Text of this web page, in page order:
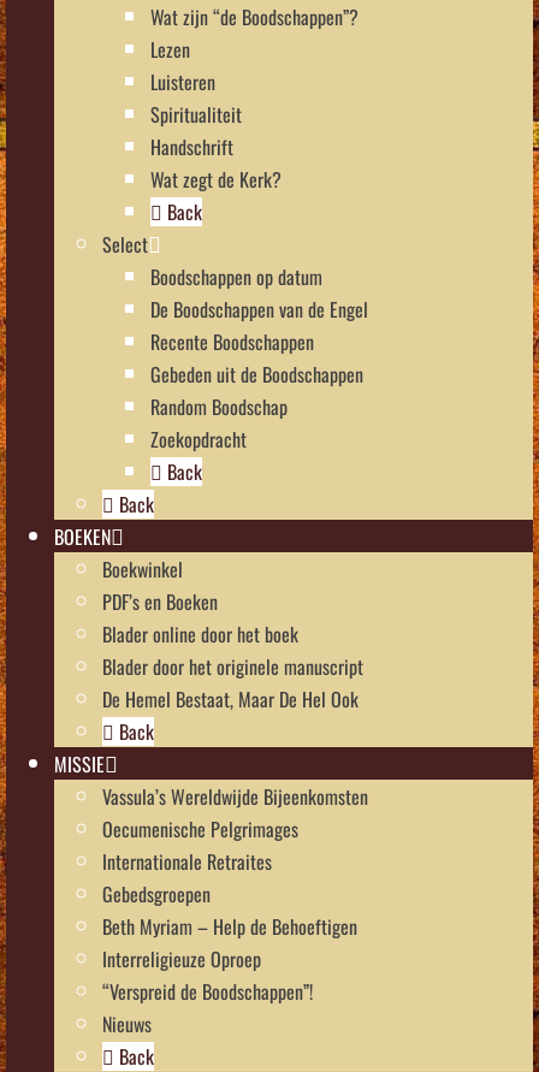
Wat zijn “de Boodschappen”?
Lezen
Luisteren
Spiritualiteit
Handschrift
Wat zegt de Kerk?
Back
Select
Boodschappen op datum
De Boodschappen van de Engel
Recente Boodschappen
Gebeden uit de Boodschappen
Random Boodschap
Zoekopdracht
Back
Back
BOEKEN
Boekwinkel
PDF’s en Boeken
Blader online door het boek
Blader door het originele manuscript
De Hemel Bestaat, Maar De Hel Ook
Back
MISSIE
Vassula’s Wereldwijde Bijeenkomsten
Oecumenische Pelgrimages
Internationale Retraites
Gebedsgroepen
Beth Myriam – Help de Behoeftigen
Interreligieuze Oproep
“Verspreid de Boodschappen”!
Nieuws
Back